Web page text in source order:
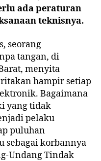
ada peraturan
teknisnya.
seorang
tangan, di
menyita
hampir setiap
Bagaimana
yang tidak
pelaku
puluhan
sebagai korbannya
Undang Tindak